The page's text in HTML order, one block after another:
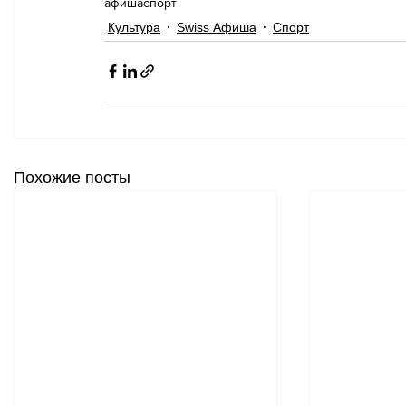
Культура
Swiss Афиша Спорт
Похожие посты